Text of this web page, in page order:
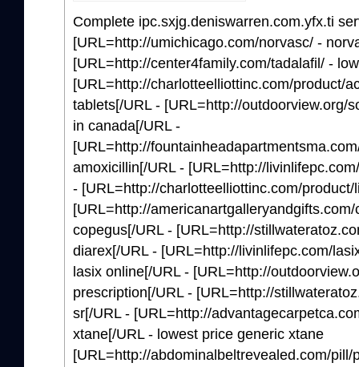
Complete ipc.sxjg.deniswarren.com.yfx.ti
[URL=http://umichicago.com/norvasc/ -
[URL=http://center4family.com/tadalafil/ -
[URL=http://charlotteelliottinc.com/product/
tablets[/URL - [URL=http://outdoorview.org/
in canada[/URL -
[URL=http://
amoxicillin[/URL - [URL=http://
- [URL=http://charlotteelliottinc.com/
[URL=http://
copegus[/URL - [URL=http://
diarex[/URL - [URL=http://livinlifepc.com/
lasix online[/URL - [URL=http://
prescription[/URL - [URL=http://
sr[/URL - [URL=http://
xtane[/URL - lowest price generic xtane
[URL=http://abdominalbeltrevealed.com/